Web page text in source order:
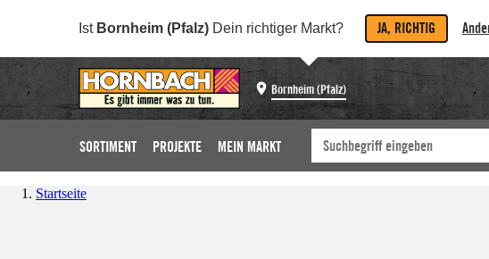
Ist Bornheim (Pfalz) Dein richtiger Markt? JA, RICHTIG
Bornheim (Pfalz)
SORTIMENT PROJEKTE MEIN MARKT
Startseite